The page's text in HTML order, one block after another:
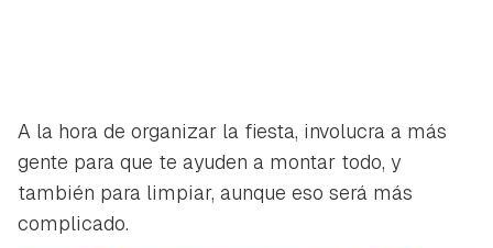
A la hora de organizar la fiesta, involucra a más
gente para que te ayuden a montar todo, y
también para limpiar, aunque eso será más
complicado.